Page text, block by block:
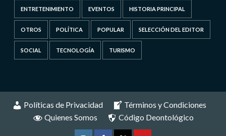
ENTRETENIMIENTO EVENTOS HISTORIA PRINCIPAL
OTROS POLÍTICA POPULAR SELECCIÓN DEL EDITOR
SOCIAL TECNOLOGÍA TURISMO
Políticas de Privacidad
Términos y Condiciones
Quienes Somos
Código Deontológico